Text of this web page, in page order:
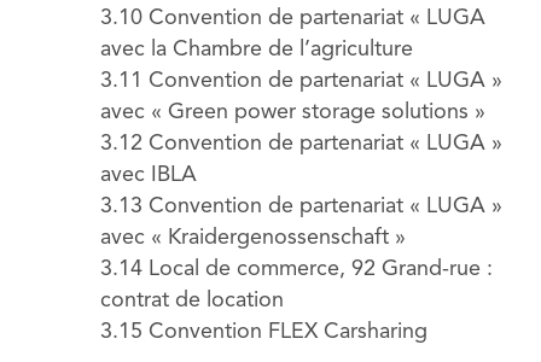
3.10 Convention de partenariat « LUGA
avec la Chambre de l’agriculture
3.11 Convention de partenariat « LUGA »
avec « Green power storage solutions »
3.12 Convention de partenariat « LUGA »
avec IBLA
3.13 Convention de partenariat « LUGA »
avec « Kraidergenossenschaft »
3.14 Local de commerce, 92 Grand-rue :
contrat de location
3.15 Convention FLEX Carsharing